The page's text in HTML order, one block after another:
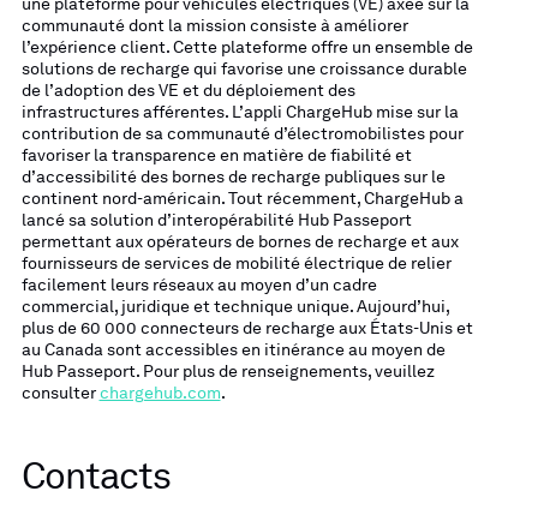
une plateforme pour véhicules électriques (VE) axée sur la
communauté dont la mission consiste à améliorer
l’expérience client. Cette plateforme offre un ensemble de
solutions de recharge qui favorise une croissance durable
de l’adoption des VE et du déploiement des
infrastructures afférentes. L’appli ChargeHub mise sur la
contribution de sa communauté d’électromobilistes pour
favoriser la transparence en matière de fiabilité et
d’accessibilité des bornes de recharge publiques sur le
continent nord-américain. Tout récemment, ChargeHub a
lancé sa solution d’interopérabilité Hub Passeport
permettant aux opérateurs de bornes de recharge et aux
fournisseurs de services de mobilité électrique de relier
facilement leurs réseaux au moyen d’un cadre
commercial, juridique et technique unique. Aujourd’hui,
plus de 60 000 connecteurs de recharge aux États-Unis et
au Canada sont accessibles en itinérance au moyen de
Hub Passeport. Pour plus de renseignements, veuillez
consulterchargehub.com.
Contacts